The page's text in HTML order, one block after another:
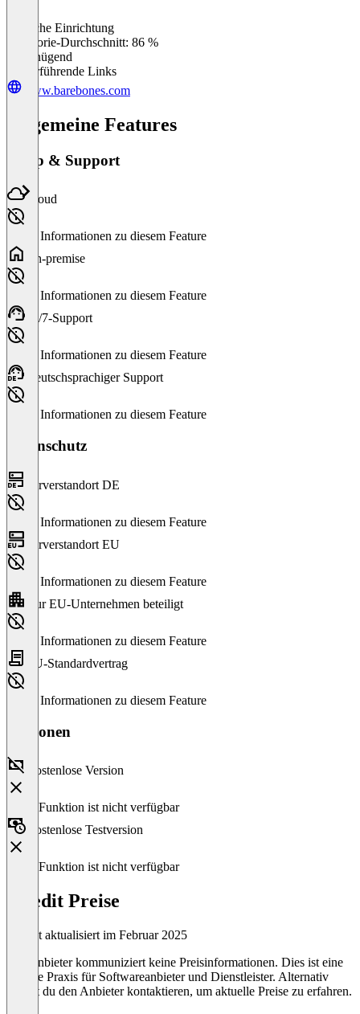
Einfache Einrichtung
Kategorie-Durchschnitt: 86 %
Ungenügend
Weiterführende Links
www.barebones.com
Allgemeine Features
Setup & Support
Cloud
Keine Informationen zu diesem Feature
On-premise
Keine Informationen zu diesem Feature
24/7-Support
Keine Informationen zu diesem Feature
Deutschsprachiger Support
Keine Informationen zu diesem Feature
Datenschutz
Serverstandort DE
Keine Informationen zu diesem Feature
Serverstandort EU
Keine Informationen zu diesem Feature
Nur EU-Unternehmen beteiligt
Keine Informationen zu diesem Feature
EU-Standardvertrag
Keine Informationen zu diesem Feature
Versionen
Kostenlose Version
Diese Funktion ist nicht verfügbar
Kostenlose Testversion
Diese Funktion ist nicht verfügbar
BBedit Preise
Zuletzt aktualisiert im Februar 2025
Der Anbieter kommuniziert keine Preisinformationen. Dies ist eine
übliche Praxis für Softwareanbieter und Dienstleister. Alternativ
kannst du den Anbieter kontaktieren, um aktuelle Preise zu erfahren.